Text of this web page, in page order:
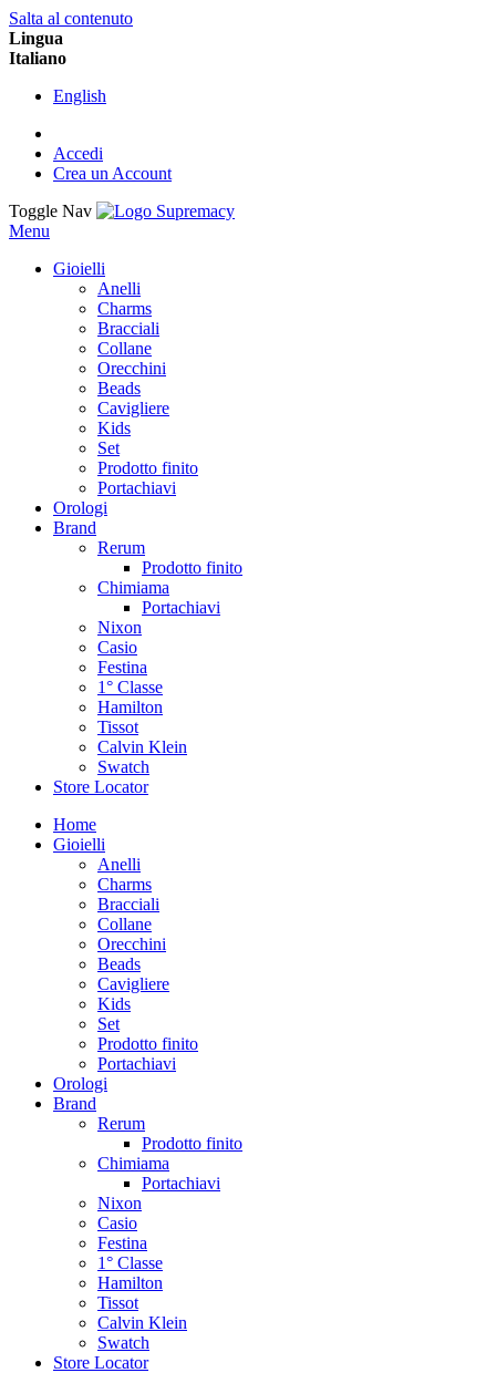
Salta al contenuto
Lingua
Italiano
English
Accedi
Crea un Account
Toggle Nav
Menu
Gioielli
Anelli
Charms
Bracciali
Collane
Orecchini
Beads
Cavigliere
Kids
Set
Prodotto finito
Portachiavi
Orologi
Brand
Rerum
Prodotto finito
Chimiama
Portachiavi
Nixon
Casio
Festina
1° Classe
Hamilton
Tissot
Calvin Klein
Swatch
Store Locator
Home
Gioielli
Anelli
Charms
Bracciali
Collane
Orecchini
Beads
Cavigliere
Kids
Set
Prodotto finito
Portachiavi
Orologi
Brand
Rerum
Prodotto finito
Chimiama
Portachiavi
Nixon
Casio
Festina
1° Classe
Hamilton
Tissot
Calvin Klein
Swatch
Store Locator